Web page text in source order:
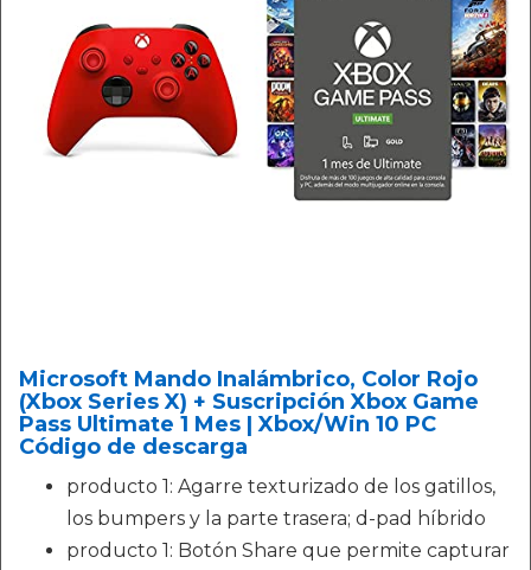
Microsoft Mando Inalámbrico, Color Rojo
(Xbox Series X) + Suscripción Xbox Game
Pass Ultimate 1 Mes | Xbox/Win 10 PC
Código de descarga
producto 1: Agarre texturizado de los gatillos,
los bumpers y la parte trasera; d-pad híbrido
producto 1: Botón Share que permite capturar